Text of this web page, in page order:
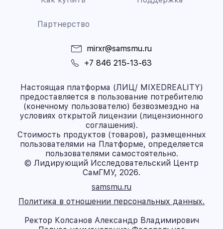
Партнерство
mirxr@samsmu.ru
+7 846 215-13-63
Настоящая платформа (ЛИЦ/ MIXEDREALITY)
предоставляется в пользование потребителю
(конечному пользователю) безвозмездно на
условиях открытой лицензии (лицензионного
соглашения).
Стоимость продуктов (товаров), размещенных
пользователями на Платформе, определяется
пользователями самостоятельно.
© Лидирующий Исследовательский Центр
СамГМУ, 2026.
samsmu.ru
Политика в отношении персональных данных.
Ректор Колсанов Александр Владимирович